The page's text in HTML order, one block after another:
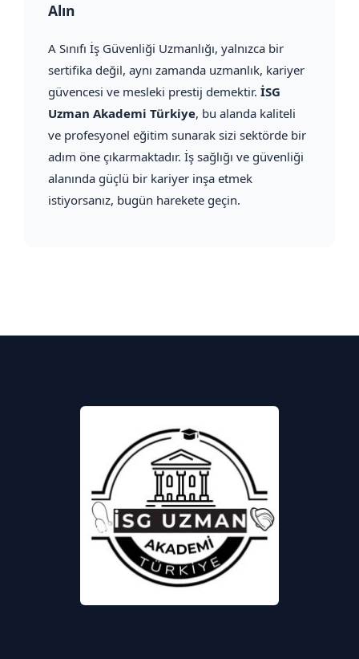
Alın
A Sınıfı İş Güvenliği Uzmanlığı, yalnızca bir
sertifika değil, aynı zamanda uzmanlık, kariyer
güvencesi ve mesleki prestij demektir. İSG
Uzman Akademi Türkiye, bu alanda kaliteli
ve profesyonel eğitim sunarak sizi sektörde bir
adım öne çıkarmaktadır. İş sağlığı ve güvenliği
alanında güçlü bir kariyer inşa etmek
istiyorsanız, bugün harekete geçin.